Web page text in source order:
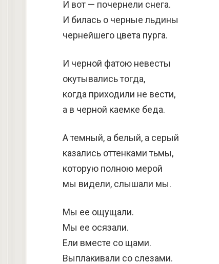
И вот — почернели снега.
И билась о черные льдины
чернейшего цвета пурга.
И черной фатою невесты
окутывались тогда,
когда приходили не вести,
а в черной каемке беда.
А темный, а белый, а серый
казались оттенками тьмы,
которую полною мерой
мы видели, слышали мы.
Мы ее ощущали.
Мы ее осязали.
Ели вместе со щами.
Выплакивали со слезами.